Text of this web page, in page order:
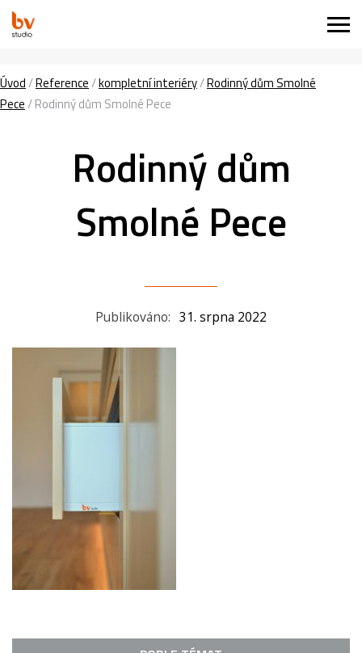
Úvod/Reference/kompletní interiéry/Rodinný dům Smolné
Pece/Rodinný dům Smolné Pece
Rodinný dům
Smolné Pece
Publikováno: 31. srpna 2022